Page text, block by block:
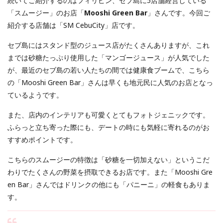
「スムージー」のお店「Mooshi Green Bar 」さんです。今回ご
紹介する店舗は「SM CebuCity」店です。
セブ島にはスタンド型のジュース店がたくさんありますが、これ
までは砂糖たっぷり使用した「マンゴージュース」が人気でした
が、最近のセブ島の若い人たちの間では健康食ブームで、こちら
の「Mooshi Green Bar」さんは早くも地元民に人気のお店となっ
ているようです。
また、店内のインテリアも可愛くとてもフォトジェニックです。
ふらっと立ち寄った際にも、デートの時にも気軽に寄れるのがお
すすめポイントです。
こちらのスムージーの特徴は「砂糖を一切加えない」というこだ
わりでたくさんの野菜を摂取できるお店です。また「Mooshi Gre
en Bar」さんではドリンクの他にも「パニーニ」の軽食もありま
す。